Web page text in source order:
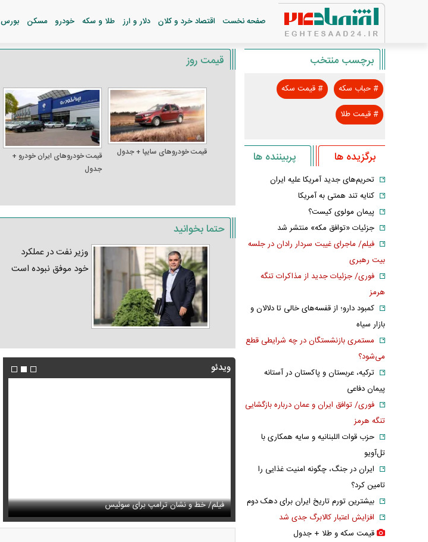
صفحه نخست اقتصاد خرد و کلان دلار و ارز طلا و سکه خودرو مسکن بورس
قیمت روز
قیمت خودرو‌های سایپا + جدول
قیمت خودرو‌های ایران خودرو +
جدول
حتما بخوانید
وزیر نفت در عملکرد
خود موفق نبوده است
ویدئو
قالیباف خواهش کردیم که رئیس تیم مذاکره‌کننده
فیلم/ خط و نشان ترامپ برای سوئیس
جدید صابر ابر در فضای مجازی پربازدید شد عکس دیده‌نشده ظل‌السلطنه نوه ناصرالدین شاه در لباس دامادی
برچسب منتخب
#حباب سکه #قیمت سکه
#قیمت طلا
برگزیده ها پربیننده ها
تحریم‌های جدید آمریکا علیه ایران
کنایه تند همتی به آمریکا
پیمان مولوی کیست؟
جزئیات «توافق مکه» منتشر شد
فیلم/ ماجرای غیبت سردار رادان در جلسه
بیت رهبری
فوری/ جزئیات جدید از مذاکرات تنگه
هرمز
کمبود دارو؛ از قفسه‌های خالی تا دلالان و
بازار سیاه
مستمری بازنشستگان در چه شرایطی قطع
می‌شود؟
ترکیه، عربستان و پاکستان در آستانه
پیمان دفاعی
فوری/ توافق ایران و عمان درباره بازگشایی
تنگه هرمز
حزب قوات اللبنانیه و سایه همکاری با
تل‌آویو
ایران در جنگ، چگونه امنیت غذایی را
تامین کرد؟
بیشترین تورم تاریخ ایران برای دهک دوم
افزایش اعتبار کالابرگ جدی شد
قیمت سکه و طلا + جدول